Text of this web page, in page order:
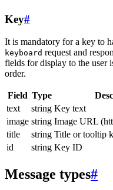
Key#
It is mandatory for a key to
keyboard request and
fields for display to the user
order.
Field Type
text
string Key text
image string Image URL
title
string Title or tooltip
id
string Key ID
Message types#